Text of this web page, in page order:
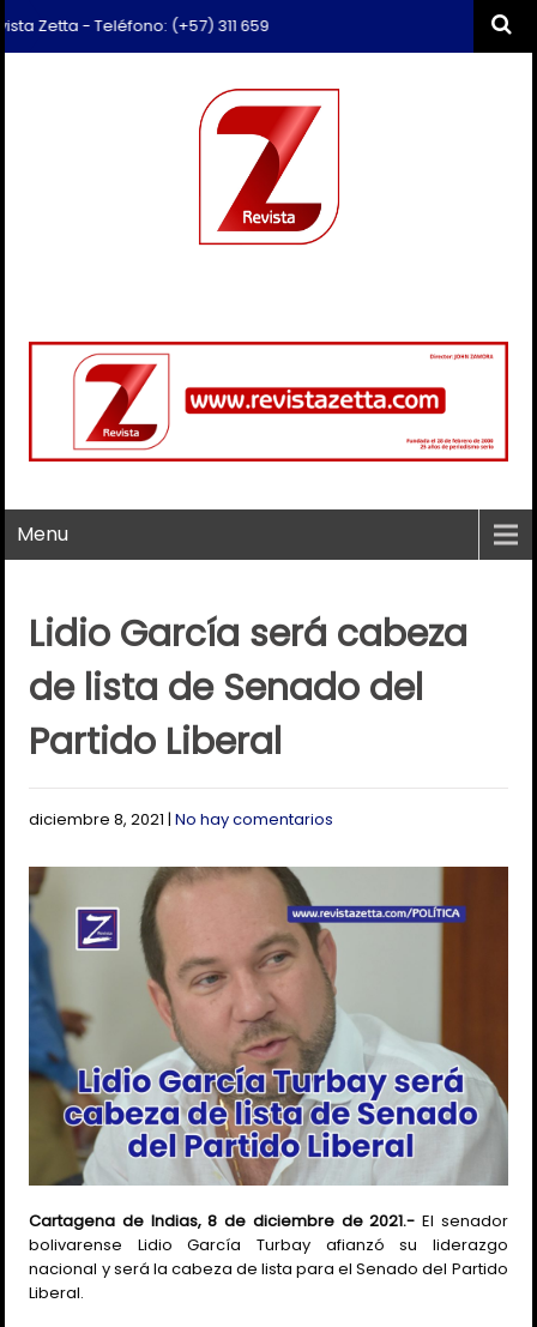
- Teléfono: (+57) 311 659 6374 - Correo:
Menu
Lidio García será cabeza
de lista de Senado del
Partido Liberal
diciembre 8, 2021 |No hay comentarios
Cartagena de Indias, 8 de diciembre de 2021.- El senador
bolivarense Lidio García Turbay afianzó su liderazgo
nacional y será la cabeza de lista para el Senado del Partido
Liberal.